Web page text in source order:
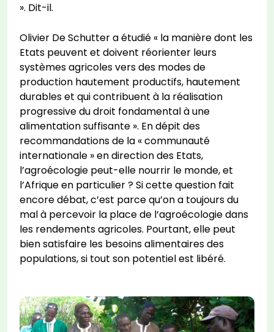
». Dit-il.
Olivier De Schutter a étudié « la manière dont les
Etats peuvent et doivent réorienter leurs
systèmes agricoles vers des modes de
production hautement productifs, hautement
durables et qui contribuent à la réalisation
progressive du droit fondamental à une
alimentation suffisante ». En dépit des
recommandations de la « communauté
internationale » en direction des Etats,
l’agroécologie peut-elle nourrir le monde, et
l’Afrique en particulier ? Si cette question fait
encore débat, c’est parce qu’on a toujours du
mal à percevoir la place de l’agroécologie dans
les rendements agricoles. Pourtant, elle peut
bien satisfaire les besoins alimentaires des
populations, si tout son potentiel est libéré.